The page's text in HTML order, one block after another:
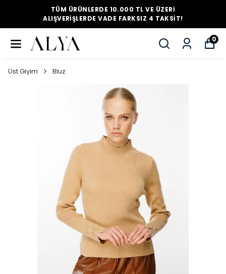
TÜM ÜRÜNLERDE 10.000 TL VE ÜZERI
ALIŞVERIŞLERDE VADE FARKSIZ 4 TAKSIT!
0
Üst Giyim Bluz